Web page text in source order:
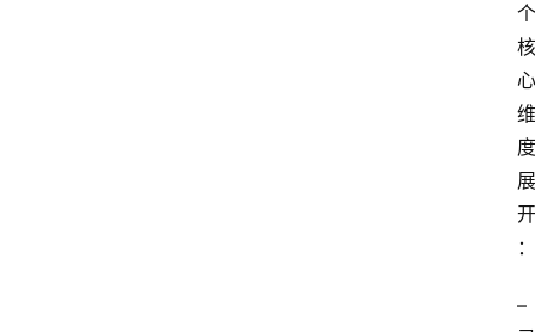
个
核
心
维
度
展
开
：
–